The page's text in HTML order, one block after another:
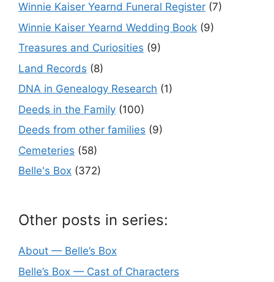
Winnie Kaiser Yearnd Funeral Register (7)
Winnie Kaiser Yearnd Wedding Book (9)
Treasures and Curiosities (9)
Land Records (8)
DNA in Genealogy Research (1)
Deeds in the Family (100)
Deeds from other families (9)
Cemeteries (58)
Belle's Box (372)
Other posts in series:
About — Belle’s Box
Belle’s Box — Cast of Characters